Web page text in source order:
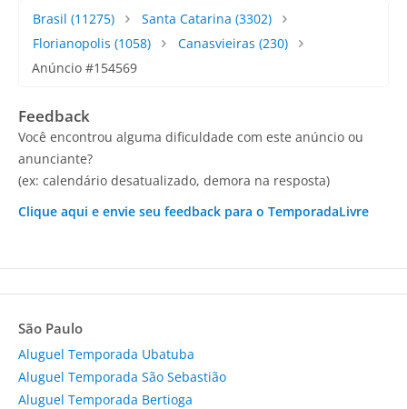
Brasil (11275) Santa Catarina (3302)
Florianopolis (1058) Canasvieiras (230)
Anúncio #154569
Feedback
Você encontrou alguma dificuldade com este anúncio ou
anunciante?
(ex: calendário desatualizado, demora na resposta)
Clique aqui e envie seu feedback para o TemporadaLivre
São Paulo
Aluguel Temporada Ubatuba
Aluguel Temporada São Sebastião
Aluguel Temporada Bertioga